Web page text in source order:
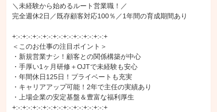
＼未経験から始めるルート営業職！／
完全週休2日／既存顧客対応100％／1年間の育成期間あり
+:-:+:-:+:-:+:-:+:-:+:-:+:-:+:-:+:-:+
＜このお仕事の注目ポイント＞
・新規営業ナシ！顧客との関係構築が中心
・手厚い1ヶ月研修＋OJTで未経験も安心
・年間休日125日！プライベートも充実
・キャリアアップ可能！2年で主任の実績あり
・上場企業の安定基盤＆豊富な福利厚生
+:-:+:-:+:-:+:-:+:-:+:-:+:-:+:-:+:-:+